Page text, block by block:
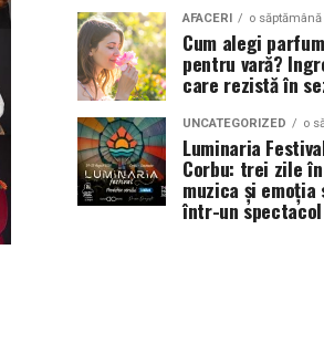
AFACERI o
Cum alegi
pentru vară?
care rezistă în
UNCATEGORIZED o
Luminaria
Corbu: trei zile
muzica și
într-un